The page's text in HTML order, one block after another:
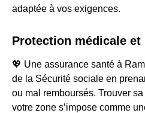
adaptée à vos exigences.
Protection médicale et
💖 Une assurance santé à
de la Sécurité sociale en
ou mal remboursés. Trouver
votre zone s’impose comme